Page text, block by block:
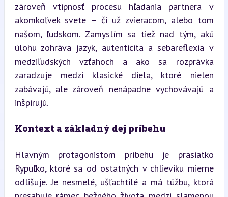
zároveň vtipnosť procesu hľadania partnera v
akomkoľvek svete – či už zvieracom, alebo tom
našom, ľudskom. Zamyslím sa tiež nad tým, akú
úlohu zohráva jazyk, autenticita a sebareflexia v
medziľudských vzťahoch a ako sa rozprávka
zaradzuje medzi klasické diela, ktoré nielen
zabávajú, ale zároveň nenápadne vychovávajú a
inšpirujú.
Kontext a základný dej príbehu
Hlavným protagonistom príbehu je prasiatko
Rypuľko, ktoré sa od ostatných v chlieviku mierne
odlišuje. Je nesmelé, ušľachtilé a má túžbu, ktorá